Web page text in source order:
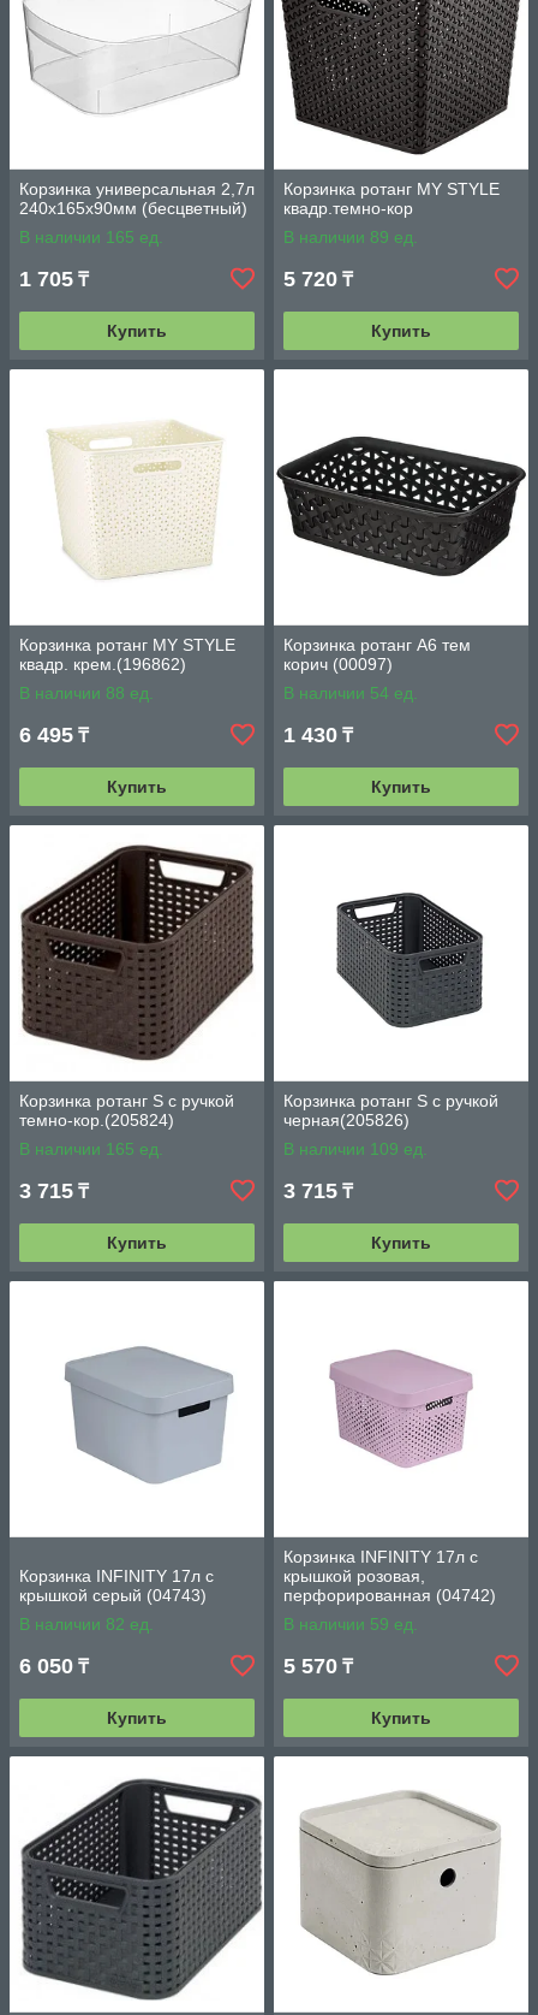
Корзинка универсальная 2,7л
240х165х90мм (бесцветный)
В наличии 165 ед.
1 705 ₸
Купить
Корзинка ротанг MY STYLE
квадр.темно-кор
В наличии 89 ед.
5 720 ₸
Купить
Корзинка ротанг MY STYLE
квадр. крем.(196862)
В наличии 88 ед.
6 495 ₸
Купить
Корзинка ротанг A6 тем
корич (00097)
В наличии 54 ед.
1 430 ₸
Купить
Корзинка ротанг S с ручкой
темно-кор.(205824)
В наличии 165 ед.
3 715 ₸
Купить
Корзинка ротанг S с ручкой
черная(205826)
В наличии 109 ед.
3 715 ₸
Купить
Корзинка INFINITY 17л с
крышкой серый (04743)
В наличии 82 ед.
6 050 ₸
Купить
Корзинка INFINITY 17л с
крышкой розовая,
перфорированная (04742)
В наличии 59 ед.
5 570 ₸
Купить